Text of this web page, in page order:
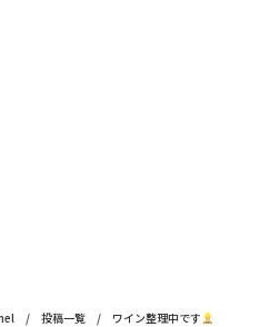
/ 投稿一覧 / ワイン整理中です